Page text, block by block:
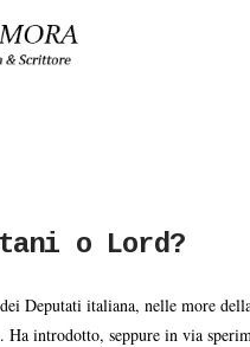
o Lord?
Deputati italiana, nelle more
Ha introdotto, seppure in via